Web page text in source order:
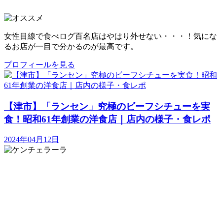
女性目線で食べログ百名店はやはり外せない・・・！気にな
るお店が一目で分かるのが最高です。
プロフィールを見る
【津市】「ランセン」究極のビーフシチューを実
食！昭和61年創業の洋食店｜店内の様子・食レポ
2024年04月12日